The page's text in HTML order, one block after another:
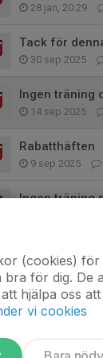
28 jan, 20:29
Tack för
30 sep 2025
Ingen träning
14 sep 2025
Rabatthäften
9 sep 2025
Ingen träning
1 sep 2025
(cookies)
för dig. De
hjälpa oss
vi cookies